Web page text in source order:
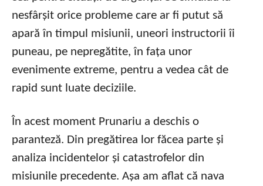
nesfârșit orice probleme care ar fi putut să
apară în timpul misiunii, uneori instructorii îi
puneau, pe nepregătite, în fața unor
evenimente extreme, pentru a vedea cât de
rapid sunt luate deciziile.
În acest moment Prunariu a deschis o
paranteză. Din pregătirea lor făcea parte și
analiza incidentelor și catastrofelor din
misiunile precedente. Așa am aflat că nava